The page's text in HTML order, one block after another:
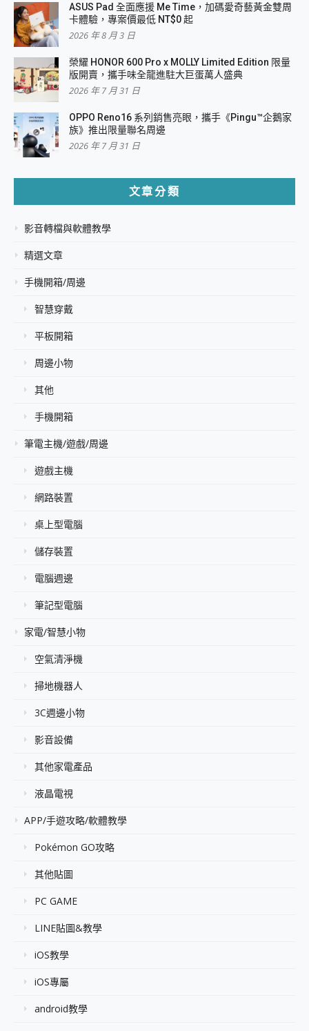
ASUS Pad 全面應援 Me Time，加碼愛奇藝黃金雙周
卡體驗，專案價最低 NT$0 起
2026 年 8 月 3 日
榮耀 HONOR 600 Pro x MOLLY Limited Edition 限量
版開賣，攜手味全龍進駐大巨蛋萬人盛典
2026 年 7 月 31 日
OPPO Reno16 系列銷售亮眼，攜手《Pingu™企鵝家
族》推出限量聯名周邊
2026 年 7 月 31 日
文章分類
影音轉檔與軟體教學
精選文章
手機開箱/周邊
智慧穿戴
平板開箱
周邊小物
其他
手機開箱
筆電主機/遊戲/周邊
遊戲主機
網路裝置
桌上型電腦
儲存裝置
電腦週邊
筆記型電腦
家電/智慧小物
空氣清淨機
掃地機器人
3C週邊小物
影音設備
其他家電產品
液晶電視
APP/手遊攻略/軟體教學
Pokémon GO攻略
其他貼圖
PC GAME
LINE貼圖&教學
iOS教學
iOS專屬
android教學